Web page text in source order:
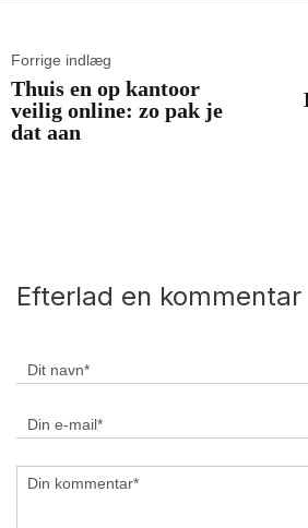
Forrige indlæg
Thuis en op kantoor
veilig online: zo pak je
dat aan
Efterlad en kommentar